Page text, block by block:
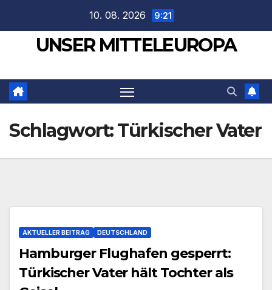
springen
10. 08. 2026 9:21
UNSER MITTELEUROPA
Schlagwort:Türkischer Vater
AKTUELLER BEITRAG DEUTSCHLAND
Hamburger Flughafen gesperrt:
Türkischer Vater hält Tochter als